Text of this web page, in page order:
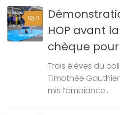
0
HOP avant
chèque pour
Trois élèves du
Timothée
mis l’ambiance...